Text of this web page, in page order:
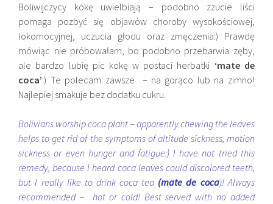
Boliwijczycy kokę uwielbiają – podobno zzucie liści
pomaga pozbyć się objawów choroby wysokościowej,
lokomocyjnej, uczucia głodu oraz zmęczenia:) Prawdę
mówiąc nie próbowałam, bo podobno przebarwia zęby,
ale bardzo lubię pic kokę w postaci herbatki ‘mate de
coca’:) Te polecam zawsze – na gorąco lub na zimno!
Najlepiej smakuje bez dodatku cukru.
Bolivians worship coca plant – apparently chewing the leaves
helps to get rid of the symptoms of altitude sickness, motion
sickness or even hunger and fatigue:) I have not tried this
remedy, because I heard coca leaves could discolored teeth,
but I really like to drink coca tea (mate de coca)! Always
recommended – hot or cold! Best served with no added